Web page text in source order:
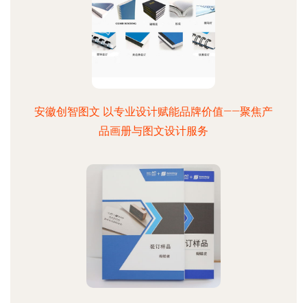
安徽创智图文 以专业设计赋能品牌价值——聚焦产
品画册与图文设计服务